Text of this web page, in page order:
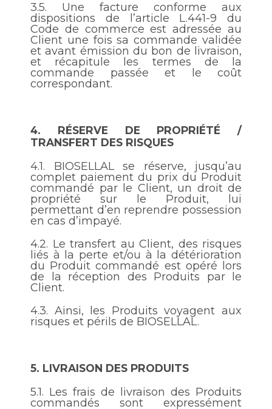
3.5.
Une facture conforme aux
dispositions de l’article L.441-9 du
Code de commerce est adressée au
Client une fois sa commande validée
et avant émission du bon de livraison,
et récapitule les termes de la
commande passée et le coût
correspondant.
4.
RÉSERVE DE PROPRIÉTÉ /
TRANSFERT DES RISQUES
4.1.
BIOSELLAL se réserve, jusqu’au
complet paiement du prix du Produit
commandé par le Client, un droit de
propriété sur le Produit, lui
permettant d’en reprendre possession
en cas d’impayé.
4.2. Le transfert au Client, des risques
liés à la perte et/ou à la détérioration
du Produit commandé est opéré lors
de la réception des Produits par le
Client.
4.3. Ainsi, les Produits voyagent aux
risques et périls de BIOSELLAL.
5. LIVRAISON DES PRODUITS
5.1. Les frais de livraison des Produits
commandés sont expressément